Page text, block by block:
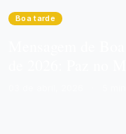
Boa tarde